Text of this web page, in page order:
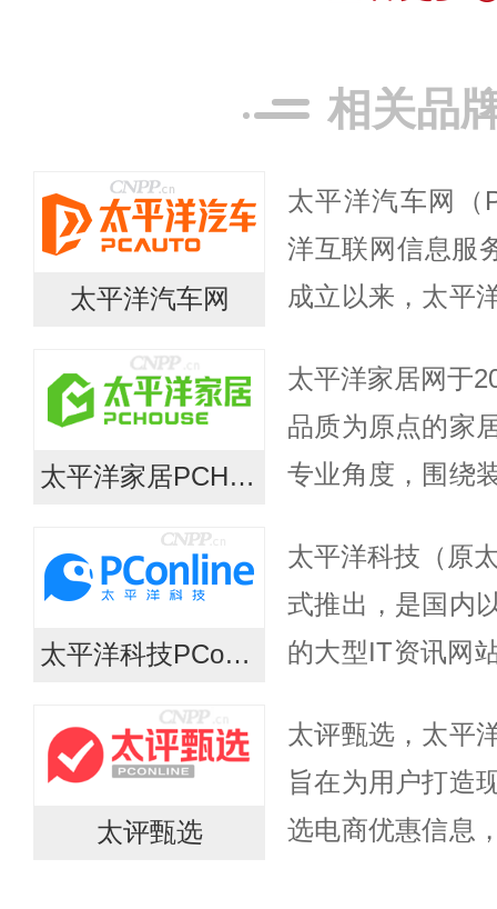
相关品
太平洋汽车网
太平洋汽车网（
洋互联网信息服
成立以来，太平
港股主板上市，
太平洋家居PCHOUSE
太平洋家居网于
品质为原点的家
专业角度，围绕
活品质的家居消
及优质...
太平洋科技PConline
太平洋科技（原
式推出，是国内
的大型IT资讯网
威、专业的IT资
太评甄选
太评甄选，太平
旨在为用户打造
选电商优惠信息